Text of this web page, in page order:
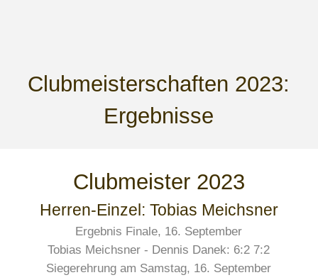
Clubmeisterschaften 2023:
Ergebnisse
Clubmeister 2023
Herren-Einzel: Tobias Meichsner
Ergebnis Finale, 16. September
Tobias Meichsner - Dennis Danek: 6:2 7:2
Siegerehrung am Samstag, 16. September